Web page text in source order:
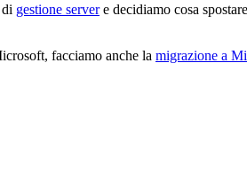
gestione server e decidiamo cosa
facciamo anche la migrazione a